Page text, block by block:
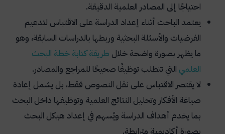
3- مثال على الاقتباس في الإطار النظري
4- مثال على الاقتباس عند مناقشة الدراسات السابقة
5- مثال على الاقتباس أثناء طريقة إعداد خطة بحث
علمية
6- مثال على توثيق الاقتباس داخل المتن
7- مثال على التوثيق في قائمة المراجع
8- مثال على الأخطاء الشائعة في الاقتباس
احتياجًا إلى المصادر العلمية الدقيقة.
يعتمد الباحث أثناء إعداد الدراسة على الاقتباس لتدعيم
الفرضيات والأسئلة البحثية وربطها بالدراسات السابقة، وهو
ما يظهر بصورة واضحة خلال طريقة كتابة خطة البحث
العلمي التي تتطلب توظيفًا صحيحًا للمراجع والمصادر.
لا يقتصر الاقتباس على نقل النصوص فقط، بل يشمل إعادة
صياغة الأفكار وتحليل النتائج العلمية وتوظيفها داخل البحث
بما يخدم أهداف الدراسة ويُسهم في إعداد هيكل البحث
بصورة أكاديمية مترابطة.